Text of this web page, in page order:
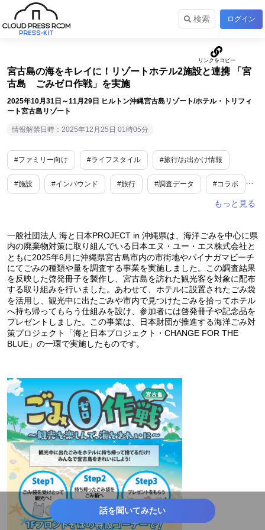
検索 ログイン
宮古島の海をキレイに！リゾートホテル2施設と連携 「宮
古島 ごみゼロ作戦」を実施
2025年10月31日～11月29日 ヒルトン沖縄宮古島リゾート/ホテル・トリフィ
ート宮古島リゾート
情報解禁日時：2025年12月25日 01時05分
#ファミリー向け #ライフスタイル #旅行/お出かけ情報
#施設 #インバウンド #旅行 #調査データ #コラボ
一般社団法人 海と日本PROJECT in 沖縄県は、海洋ごみを中心に県
内の廃棄物対策に取り組んでいる日本エヌ・ユー・エス株式会社と
ともに2025年6月に沖縄県宮古島市内の市街地やパイナガマビーチ
にてごみの種類や量を調査する事業を実施しました。この調査結果
を反映した啓発冊子を製作し、宮古島を訪れた観光客を対象に配布
する取り組みを行いました。あわせて、ホテルに設置されたごみ袋
を活用し、観光中に出たごみや市内で見つけたごみを拾ってホテル
へ持ち帰ってもらう仕組みを設け、参加者には啓発冊子や記念品を
プレゼントしました。この事業は、日本財団が推進する海洋ごみ対
策プロジェクト「海と日本プロジェクト・CHANGE FOR THE
BLUE」の一環で実施したものです。
話を聞いてみたい